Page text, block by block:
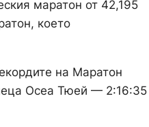
маратон от 42,195
което
на Маратон
Осеа Тюей — 2:16:35